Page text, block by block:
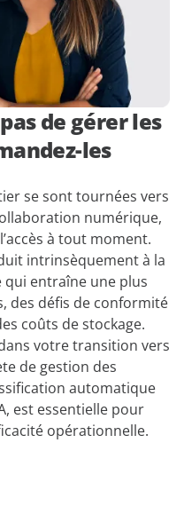
de gérer les
les
se sont tournées vers
numérique,
à tout moment.
intrinsèquement à la
entraîne une plus
des défis de conformité
coûts de stockage.
votre transition vers
de gestion des
automatique
est essentielle pour
opérationnelle.